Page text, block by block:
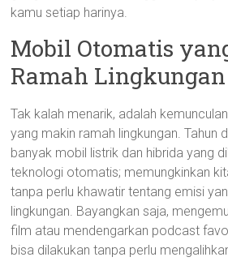
kamu setiap harinya.
Mobil Otomatis
Ramah Lingkungan
Tak kalah menarik, adalah
yang makin ramah lingkungan. Tahun
banyak mobil listrik dan hibrida yang
teknologi otomatis; memungkinkan
tanpa perlu khawatir tentang emisi
lingkungan. Bayangkan saja,
film atau mendengarkan podcast
bisa dilakukan tanpa perlu